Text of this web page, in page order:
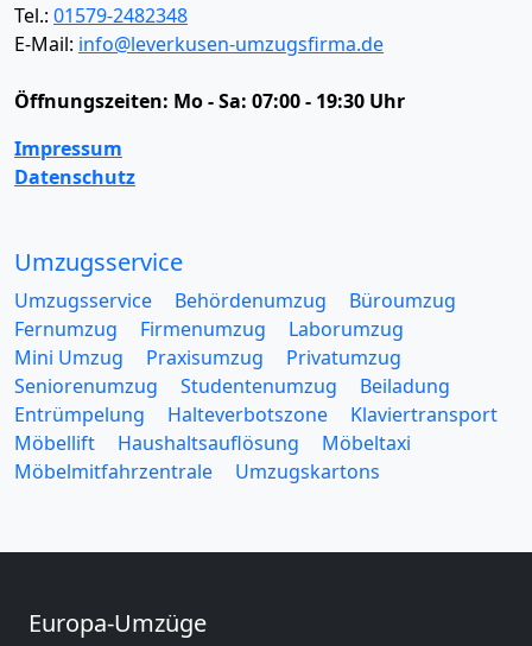
Tel.: 01579-2482348
E-Mail: info@leverkusen-umzugsfirma.de
Öffnungszeiten: Mo - Sa: 07:00 - 19:30 Uhr
Impressum
Datenschutz
Umzugsservice
Umzugsservice Behördenumzug
Büroumzug
Fernumzug
Firmenumzug
Laborumzug
Mini Umzug
Praxisumzug
Privatumzug
Seniorenumzug
Studentenumzug
Beiladung
Entrümpelung
Halteverbotszone
Klaviertransport
Möbellift
Haushaltsauflösung
Möbeltaxi
Möbelmitfahrzentrale
Umzugskartons
Europa-Umzüge